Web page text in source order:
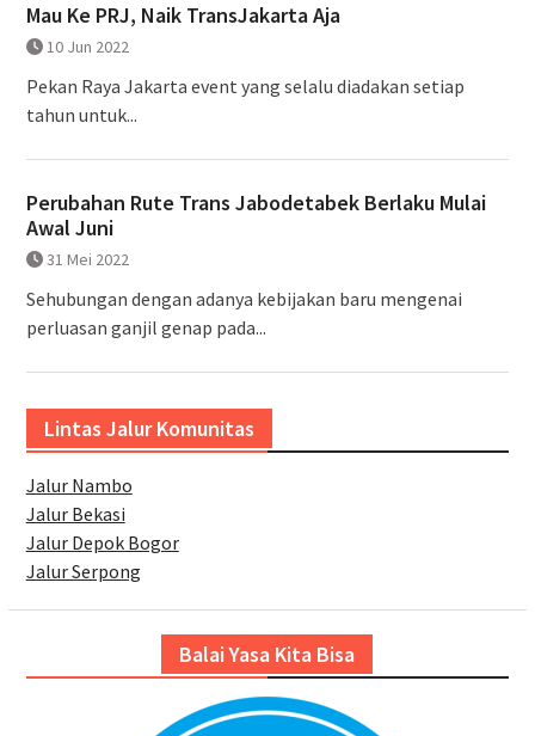
Mau Ke PRJ, Naik TransJakarta Aja
10 Jun 2022
Pekan Raya Jakarta event yang selalu diadakan setiap
tahun untuk...
Perubahan Rute Trans Jabodetabek Berlaku Mulai
Awal Juni
31 Mei 2022
Sehubungan dengan adanya kebijakan baru mengenai
perluasan ganjil genap pada...
Lintas Jalur Komunitas
Jalur Nambo
Jalur Bekasi
Jalur Depok Bogor
Jalur Serpong
Balai Yasa Kita Bisa